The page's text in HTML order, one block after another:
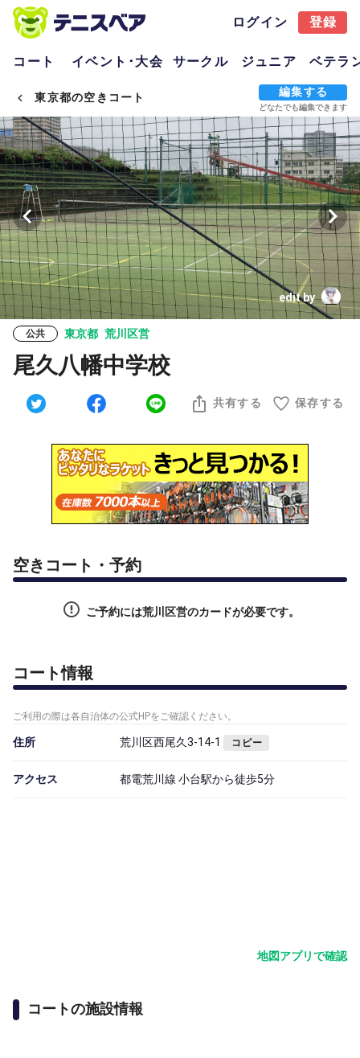
ログイン 登録
コート イベント･大会 サークル ジュニア ベテラ
東京都の空きコート 編集する
どなたでも編集できます
edit by
公共 東京都 荒川区営
尾久八幡中学校
共有する 保存する
空きコート・予約
ご予約には荒川区営のカードが必要です。
コート情報
ご利用の際は各自治体の公式HPをご確認ください。
住所 荒川区西尾久3-14-1 コピー
アクセス 都電荒川線 小台駅から徒歩5分
地図アプリで確認
コートの施設情報